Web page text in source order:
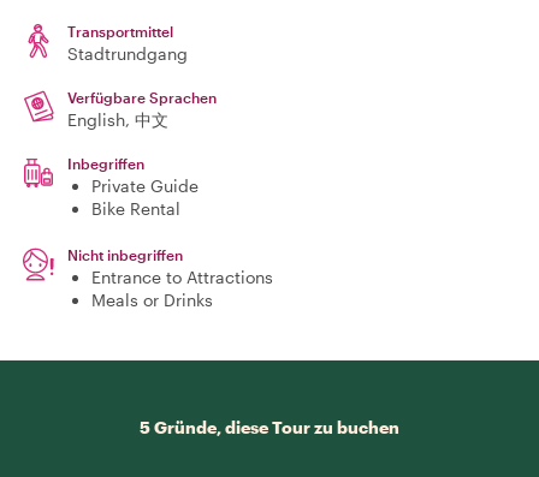
Transportmittel
Stadtrundgang
Verfügbare Sprachen
English, 中文
Inbegriffen
Private Guide
Bike Rental
Nicht inbegriffen
Entrance to Attractions
Meals or Drinks
5 Gründe, diese Tour zu buchen